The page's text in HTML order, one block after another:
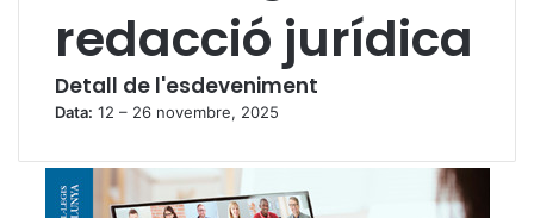
redacció jurídica
Detall de l'esdeveniment
Data: 12 – 26 novembre, 2025